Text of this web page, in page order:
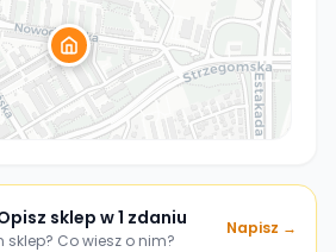
sklep w 1 zdaniu
sklep? Co wiesz o nim?
Napisz →